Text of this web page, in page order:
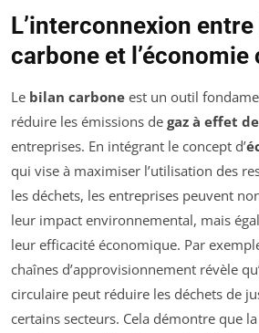
L’interconnexion
carbone et
Le bilan carbone est un outil
réduire les émissions de gaz à effet
entreprises. En intégrant le concept d’
qui vise à maximiser l’utilisation des
les déchets, les entreprises peuvent
leur impact environnemental, mais
leur efficacité économique. Par
chaînes d’approvisionnement révèle
circulaire peut réduire les déchets de
certains secteurs. Cela démontre que